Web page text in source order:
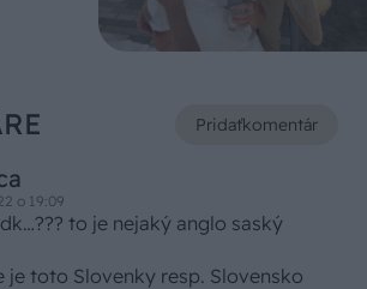
Pridaťkomentár
o 19:09
to je nejaký anglo saský
je toto Slovenky resp. Slovensko